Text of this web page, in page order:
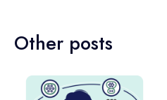
Other posts